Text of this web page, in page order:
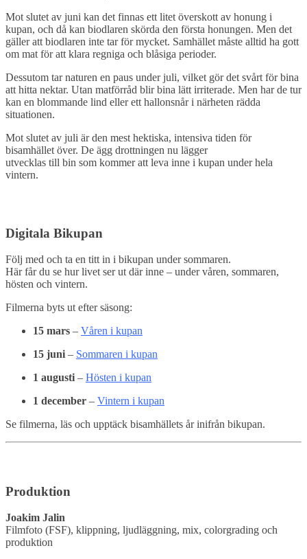
Mot slutet av juni kan det finnas ett litet överskott av honung i
kupan, och då kan biodlaren skörda den första honungen. Men det
gälleratt biodlaren inte tarförmycket. Samhället måste alltid ha gott
om mat föratt klara regniga och blåsiga perioder.
Dessutom tarnaturen en paus underjuli, vilket gördet svårt förbina
att hitta nektar. Utan matförråd blirbina lätt irriterade. Men harde tur
kan en blommande lind ellerett hallonsnåri närheten rädda
situationen.
Mot slutet av juli ärden mest hektiska, intensiva tiden för
bisamhället över. De ägg drottningen nu lägger
utvecklas till bin som kommeratt leva inne i kupan underhela
vintern.
Digitala Bikupan
Följ med och ta en titt in i bikupan under sommaren.
Här får du se hur livet ser ut där inne – under våren, sommaren,
hösten och vintern.
Filmerna byts ut efter säsong:
15 mars – Våren i kupan
15 juni – Sommaren i kupan
1 augusti – Hösten i kupan
1 december – Vintern i kupan
Se filmerna, läs och upptäck bisamhällets år inifrån bikupan.
Produktion
Joakim Jalin
Filmfoto (FSF), klippning, ljudläggning, mix, colorgrading och
produktion